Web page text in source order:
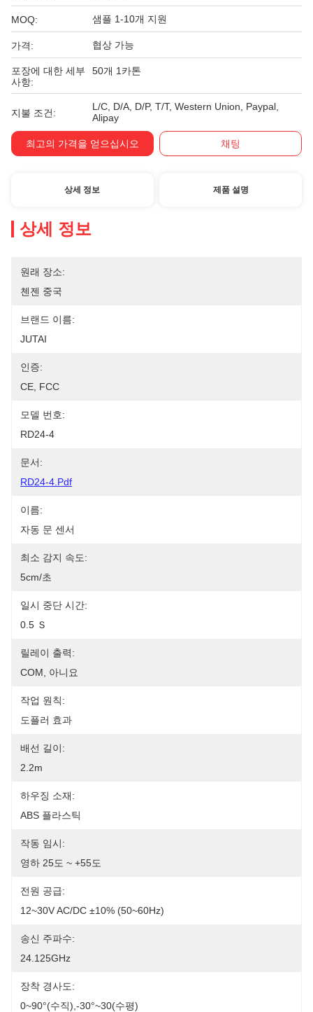
MOQ: 샘플 1-10개 지원
가격: 협상 가능
포장에 대한 세부
사항:
50개 1카톤
지불 조건:
L/C, D/A, D/P, T/T, Western Union, Paypal,
Alipay
최고의 가격을 얻으십시오 채팅
상세 정보 제품 설명
상세 정보
원래 장소:
첸젠 중국
브랜드 이름:
JUTAI
인증:
CE, FCC
모델 번호:
RD24-4
문서:
RD24-4.pdf
이름:
자동 문 센서
최소 감지 속도:
5cm/초
일시 중단 시간:
0.5 Ｓ
릴레이 출력:
COM, 아니요
작업 원칙:
도플러 효과
배선 길이:
2.2m
하우징 소재:
ABS 플라스틱
작동 임시:
영하 25도 ~ +55도
전원 공급:
12~30V AC/DC ±10% (50~60Hz)
송신 주파수:
24.125GHz
장착 경사도:
0~90°(수직),-30°~30(수평)